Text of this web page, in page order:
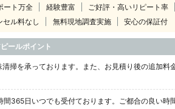
ート万全 経験豊富 ご好評・高いリピート率
セル料なし 無料現地調査実施 安心の保証付
ールポイント
掃を承っております。また、お見積り後の追加料
365日いつでも受付ております。ご都合の良い時